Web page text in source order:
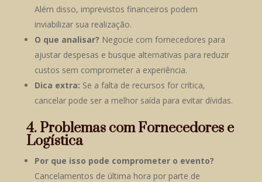
Além disso, imprevistos financeiros podem
inviabilizar sua realização.
O que analisar? Negocie com fornecedores para
ajustar despesas e busque alternativas para reduzir
custos sem comprometer a experiência.
Dica extra: Se a falta de recursos for crítica,
cancelar pode ser a melhor saída para evitar dívidas.
4. Problemas com Fornecedores e
Logística
Por que isso pode comprometer o evento?
Cancelamentos de última hora por parte de